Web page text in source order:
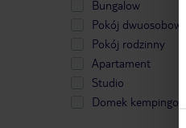
Bungalow
Pokój dwuosobowy
Pokój rodzinny
Apartament
Studio
Domek kempingowy